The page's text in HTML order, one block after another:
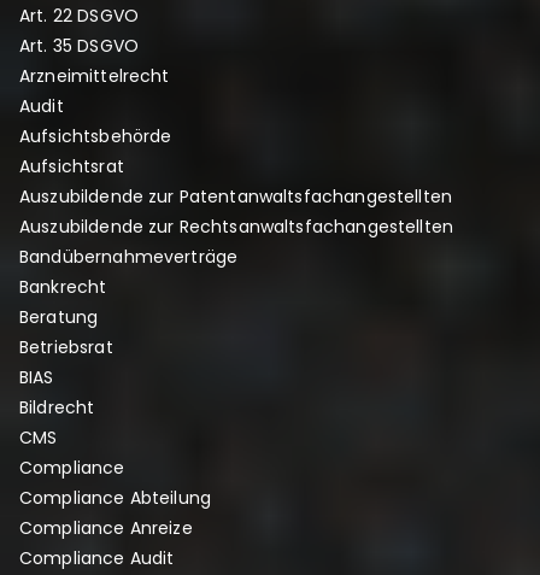
Art. 22 DSGVO
Art. 35 DSGVO
Arzneimittelrecht
Audit
Aufsichtsbehörde
Aufsichtsrat
Auszubildende zur Patentanwaltsfachangestellten
Auszubildende zur Rechtsanwaltsfachangestellten
Bandübernahmeverträge
Bankrecht
Beratung
Betriebsrat
BIAS
Bildrecht
CMS
Compliance
Compliance Abteilung
Compliance Anreize
Compliance Audit